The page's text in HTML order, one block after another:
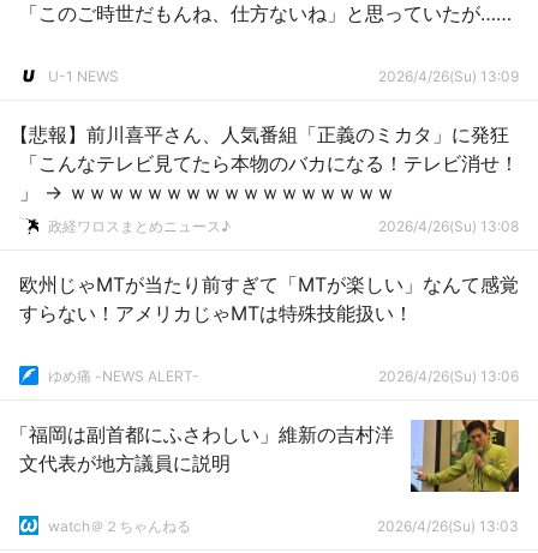
「このご時世だもんね、仕方ないね」と思っていたが……
U-1 NEWS 2026/4/26(Su) 13:09
【悲報】前川喜平さん、人気番組「正義のミカタ」に発狂
「こんなテレビ見てたら本物のバカになる！テレビ消せ！
」 → ｗｗｗｗｗｗｗｗｗｗｗｗｗｗｗｗｗ
政経ワロスまとめニュース♪ 2026/4/26(Su) 13:08
欧州じゃMTが当たり前すぎて「MTが楽しい」なんて感覚
すらない！アメリカじゃMTは特殊技能扱い！
ゆめ痛 -NEWS ALERT- 2026/4/26(Su) 13:06
「福岡は副首都にふさわしい」維新の吉村洋
文代表が地方議員に説明
watch＠２ちゃんねる 2026/4/26(Su) 13:03